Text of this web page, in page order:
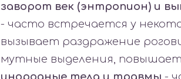
заворот век (энтропион) и
- часто встречается у
вызывает раздражение
мутные выделения,
инородные тела и травмы -